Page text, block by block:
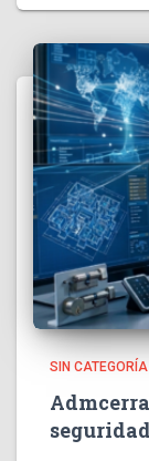
SIN CATEGORÍA